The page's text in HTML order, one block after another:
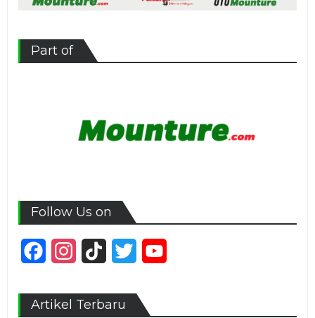
Part of
Follow Us on
FacebookInstagram
TikTok Twitter
Artikel Terbaru